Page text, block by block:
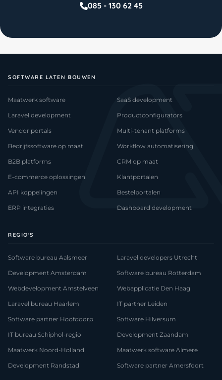
085 - 130 62 45
SOFTWARE LATEN BOUWEN
Maatwerk software
Laravel development
Vendor portals
Bedrijfssoftware op maat
B2B platforms
E-commerce oplossingen
API koppelingen
ERP integraties
SaaS development
Productconfigurators
Multi-tenant platforms
Workflow automatisering
CRM op maat
Klantportalen
Bestelportalen
Dashboard development
REGIO'S
Software bureau Aalsmeer
Development Amsterdam
Webdevelopment Amstelveen
Laravel bureau Haarlem
Software partner Hoofddorp
IT bureau Schiphol-regio
Maatwerk Noord-Holland
Development Randstad
Laravel developers Utrecht
Software bureau Rotterdam
Webapplicatie Den Haag
IT partner Leiden
Software Hilversum
Development Zaandam
Maatwerk software Almere
Software partner Amersfoort